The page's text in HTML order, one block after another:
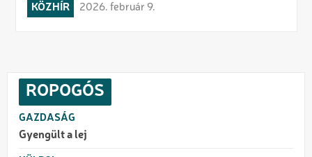
KÖZHÍR 2026. február 9.
ROPOGÓS
GAZDASÁG
Gyengült a lej